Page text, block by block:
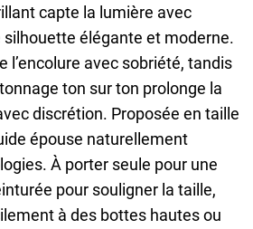
capte la lumière avec
élégante et moderne.
l’encolure avec sobriété, tandis
ton sur ton prolonge la
discrétion. Proposée en taille
épouse naturellement
À porter seule pour une
pour souligner la taille,
à des bottes hautes ou